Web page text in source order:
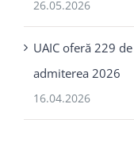
26.05.2026
UAIC oferă 229
admiterea 2026
16.04.2026